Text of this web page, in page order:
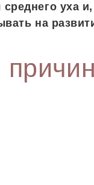
уха
на